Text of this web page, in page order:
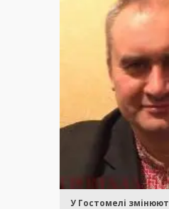
У Гостомелі